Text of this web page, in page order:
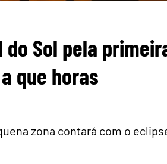
Sol pela
que horas
zona contará com o